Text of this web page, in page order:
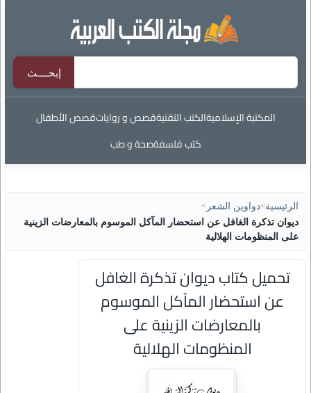
المكتبة الإسلاميةالكتب التقنيةقصص و رواياتقصص الأطفال
كتب فلسفةصحة و طب
الرئيسية>دواوين الشعر >
ديوان تذكرة الغافل عن استحضار المآكل الموسوم بالمعارضات الزينية
على المنظومات الهلالية
تحميل كتاب ديوان تذكرة الغافل
عن استحضار المآكل الموسوم
بالمعارضات الزينية على
المنظومات الهلالية